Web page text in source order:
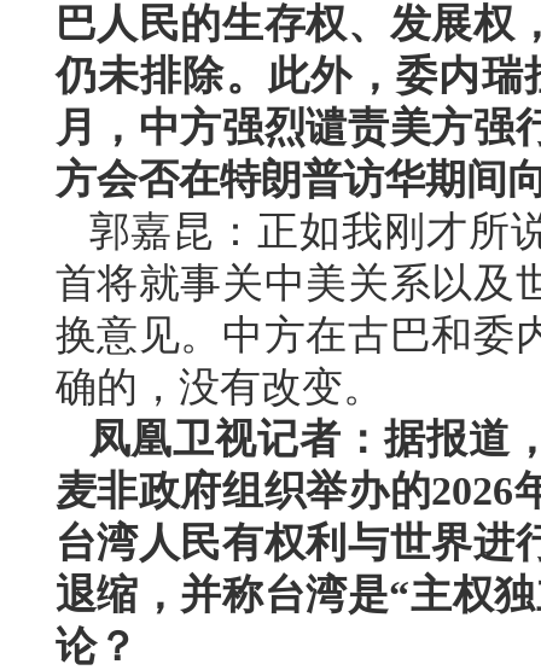
巴人民的生存权、发展权
仍未排除。此外，委内
月，中方强烈谴责美方强
方会否在特朗普访华期间
郭嘉昆：正如我刚才所
首将就事关中美关系以及
换意见。中方在古巴和委
确的，没有改变。
凤凰卫视记者：据报道
麦非政府组织举办的2026
台湾人民有权利与世界进
退缩，并称台湾是“主权
论？